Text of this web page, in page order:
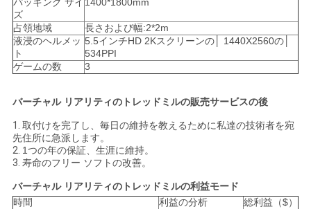
パッキング サイ
ズ
1400*1800mm
占領地域
長さおよび幅:2*2m
液浸のヘルメッ
ト
5.5インチHD 2Kスクリーンの│ 1440X2560の│
534PPI
ゲームの数
3
バーチャル リアリティのトレッドミルの販売サービスの後
1. 取付けを完了し、毎日の維持を教えるために私達の技術者を宛
先住所に急派します。
2. 1つの年の保証、生涯に維持。
3. 寿命のフリー ソフトの改善。
バーチャル リアリティのトレッドミルの利益モード
時間
利益の分析
総利益（$）